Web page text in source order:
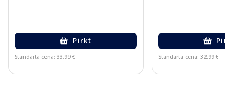
Pirkt
Standarta cena: 33.99 € Standarta cena: 32.99 €